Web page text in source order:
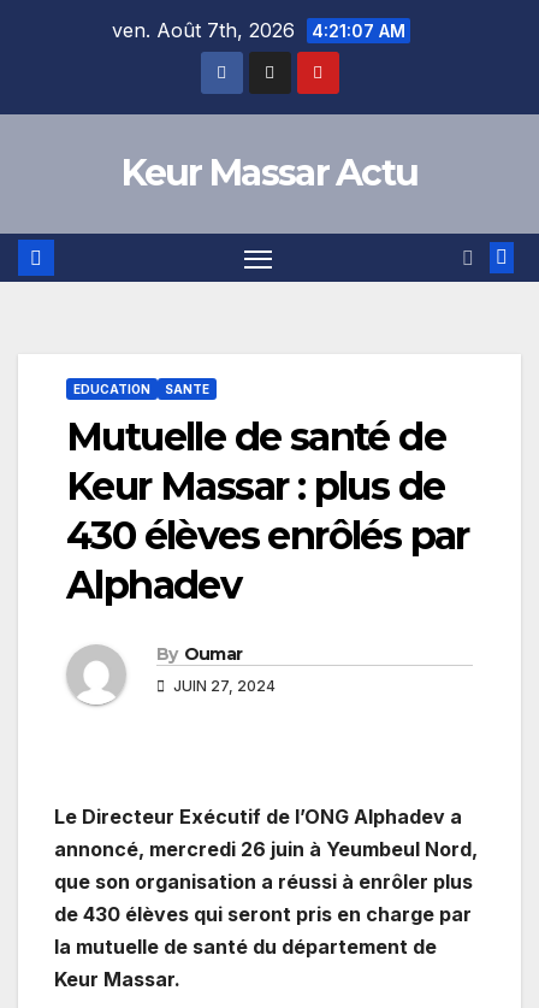
ven. Août 7th, 2026 4:21:07 AM
Keur Massar Actu
EDUCATION SANTE
Mutuelle de santé de
Keur Massar : plus de
430 élèves enrôlés par
Alphadev
By Oumar
JUIN 27, 2024
Le Directeur Exécutif de l’ONG Alphadev a
annoncé, mercredi 26 juin à Yeumbeul Nord,
que son organisation a réussi à enrôler plus
de 430 élèves qui seront pris en charge par
la mutuelle de santé du département de
Keur Massar.